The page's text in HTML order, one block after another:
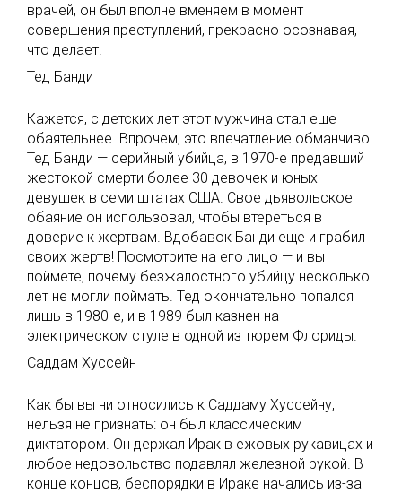
врачей, он был вполне вменяем в момент
совершения преступлений, прекрасно осознавая,
что делает.
Тед Банди
Кажется, с детских лет этот мужчина стал еще
обаятельнее. Впрочем, это впечатление обманчиво.
Тед Банди — серийный убийца, в 1970-е предавший
жестокой смерти более 30 девочек и юных
девушек в семи штатах США. Свое дьявольское
обаяние он использовал, чтобы втереться в
доверие к жертвам. Вдобавок Банди еще и грабил
своих жертв! Посмотрите на его лицо — и вы
поймете, почему безжалостного убийцу несколько
лет не могли поймать. Тед окончательно попался
лишь в 1980-е, и в 1989 был казнен на
электрическом стуле в одной из тюрем Флориды.
Саддам Хуссейн
Как бы вы ни относились к Саддаму Хуссейну,
нельзя не признать: он был классическим
диктатором. Он держал Ирак в ежовых рукавицах и
любое недовольство подавлял железной рукой. В
конце концов, беспорядки в Ираке начались из-за